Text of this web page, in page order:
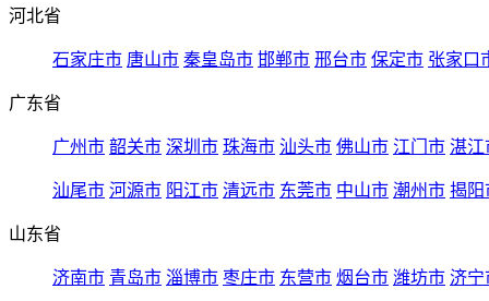
河北省
石家庄市 唐山市 秦皇岛市 邯郸市 邢台市 保定市 张家口
广东省
广州市 韶关市 深圳市 珠海市 汕头市 佛山市 江门市 湛江
汕尾市 河源市 阳江市 清远市 东莞市 中山市 潮州市 揭阳
山东省
济南市 青岛市 淄博市 枣庄市 东营市 烟台市 潍坊市 济宁